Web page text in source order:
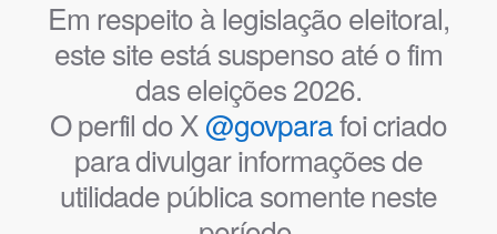
Em respeito à legislação eleitoral,
este site está suspenso até o fim
das eleições 2026.
O perfil do X@govparafoi criado
para divulgar informações de
utilidade pública somente neste